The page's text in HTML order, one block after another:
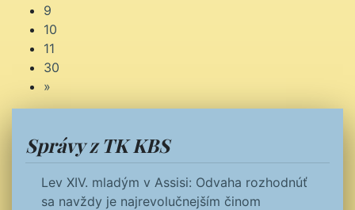
9
10
11
30
»
Správy z TK KBS
Lev XIV. mladým v Assisi: Odvaha rozhodnúť
sa navždy je najrevolučnejším činom